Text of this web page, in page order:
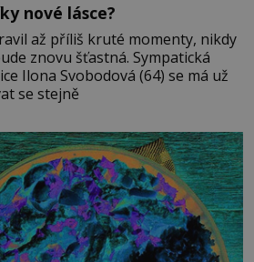
nové lásce?
až příliš kruté momenty, nikdy
šťastná. Sympatická
Ilona Svobodová (64) se má už
se stejně